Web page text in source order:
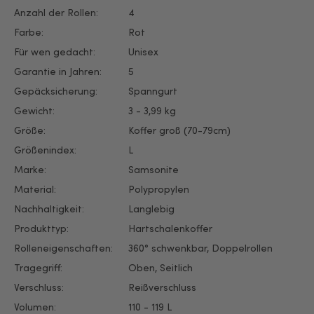
Anzahl der Rollen:
4
Farbe:
Rot
Für wen gedacht:
Unisex
Garantie in Jahren:
5
Gepäcksicherung:
Spanngurt
Gewicht:
3 - 3,99 kg
Größe:
Koffer groß (70-79cm)
Größenindex:
L
Marke:
Samsonite
Material:
Polypropylen
Nachhaltigkeit:
Langlebig
Produkttyp:
Hartschalenkoffer
Rolleneigenschaften:
360° schwenkbar, Doppelrollen
Tragegriff:
Oben, Seitlich
Verschluss:
Reißverschluss
Volumen:
110 - 119 L